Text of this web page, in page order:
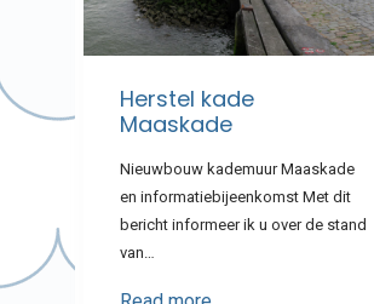
Herstel kade
Maaskade
Nieuwbouw kademuur Maaskade
en informatiebijeenkomst Met dit
bericht informeer ik u over de stand
van…